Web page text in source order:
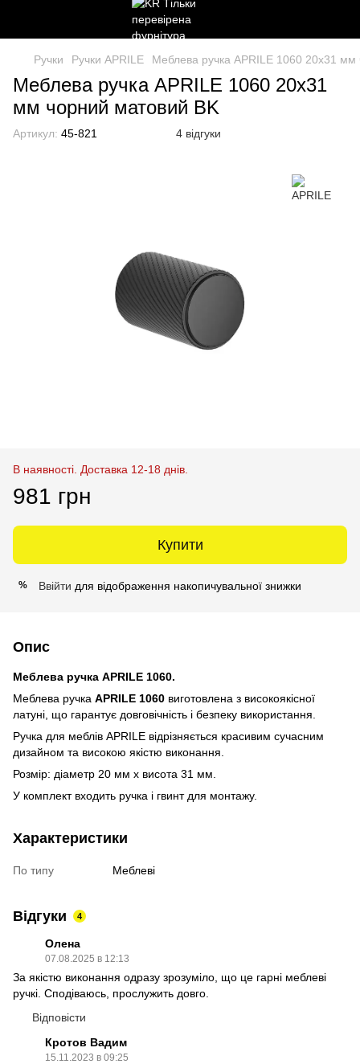
Ручки Ручки APRILE Меблева ручка APRILE 1060 20x31 мм
Меблева ручка APRILE 1060 20x31
мм чорний матовий BK
Артикул: 45-821 4 відгуки
В наявності. Доставка 12-18 днів.
981 грн
Купити
% Ввійти для відображення накопичувальної знижки
Опис
Меблева ручка APRILE 1060.
Меблева ручка APRILE 1060 виготовлена з високоякісної
латуні, що гарантує довговічність і безпеку використання.
Ручка для меблів APRILE відрізняється красивим сучасним
дизайном та високою якістю виконання.
Розмір: діаметр 20 мм х висота 31 мм.
У комплект входить ручка і гвинт для монтажу.
Характеристики
По типу Меблеві
Відгуки 4
Олена
07.08.2025 в 12:13
За якістю виконання одразу зрозуміло, що це гарні меблеві
ручкі. Сподіваюсь, прослужить довго.
Відповісти
Кротов Вадим
15.11.2023 в 09:25